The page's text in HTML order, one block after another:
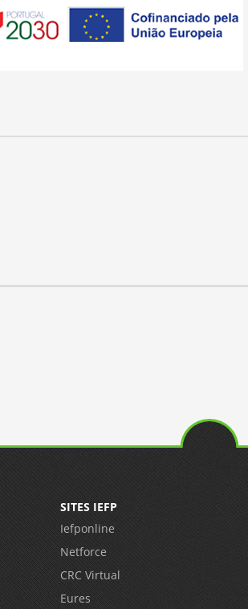
SITES IEFP
Iefponline
Netforce
CRC Virtual
Eures